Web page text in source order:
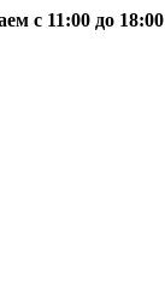
с 11:00 до 18:00